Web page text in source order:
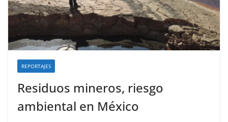
REPORTAJES
Residuos mineros, riesgo
ambiental en México